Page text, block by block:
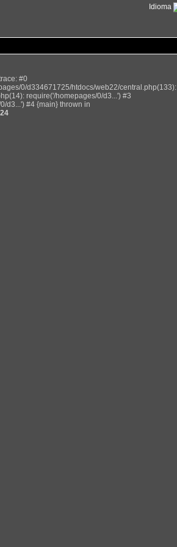
Idioma
#0
0/d334671725/htdocs/web22/central.php(133):
require('/homepages/0/d3...') #3
d3...') #4 {main} thrown in